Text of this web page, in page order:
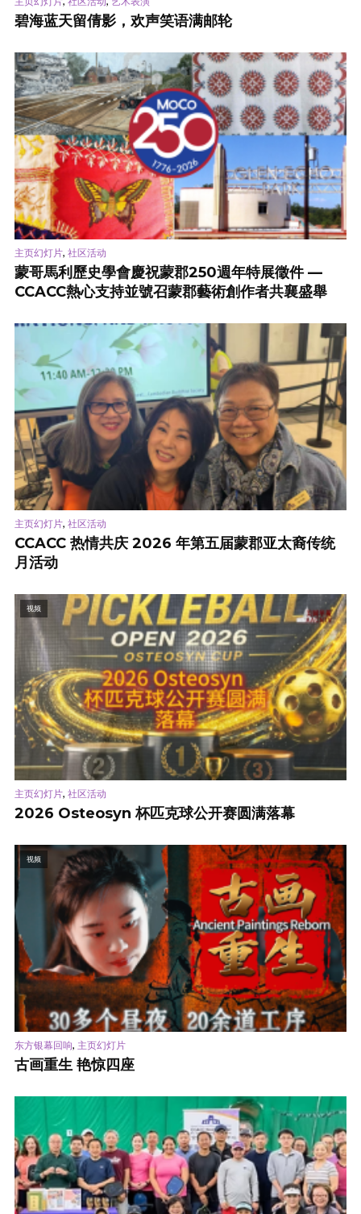
碧海蓝天留倩影，欢声笑语满邮轮
主页幻灯片, 社区活动
蒙哥馬利歷史學會慶祝蒙郡250週年特展徵件 —
CCACC熱心支持並號召蒙郡藝術創作者共襄盛舉
主页幻灯片, 社区活动
CCACC 热情共庆 2026 年第五届蒙郡亚太裔传统
月活动
视频
主页幻灯片, 社区活动
2026 Osteosyn 杯匹克球公开赛圆满落幕
视频
东方银幕回响, 主页幻灯片
古画重生 艳惊四座